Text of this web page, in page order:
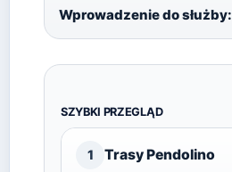
Wprowadzenie do służby:
SZYBKI PRZEGLĄD
1 Trasy Pendolino